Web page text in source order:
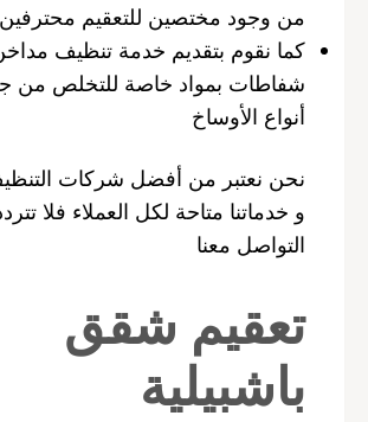
من وجود مختصين للتعقيم محترفين
كما نقوم بتقديم خدمة تنظيف
شفاطات بمواد خاصة للتخلص من
أنواع الأوساخ
نحن نعتبر من أفضل شركات
و خدماتنا متاحة لكل العملاء فلا
التواصل معنا
تعقيم شقق
باشبيلية